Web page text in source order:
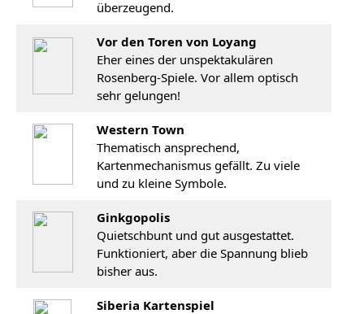
überzeugend.
Vor den Toren von Loyang
Eher eines der unspektakulären
Rosenberg-Spiele. Vor allem optisch
sehr gelungen!
Western Town
Thematisch ansprechend,
Kartenmechanismus gefällt. Zu viele
und zu kleine Symbole.
Ginkgopolis
Quietschbunt und gut ausgestattet.
Funktioniert, aber die Spannung blieb
bisher aus.
Siberia Kartenspiel